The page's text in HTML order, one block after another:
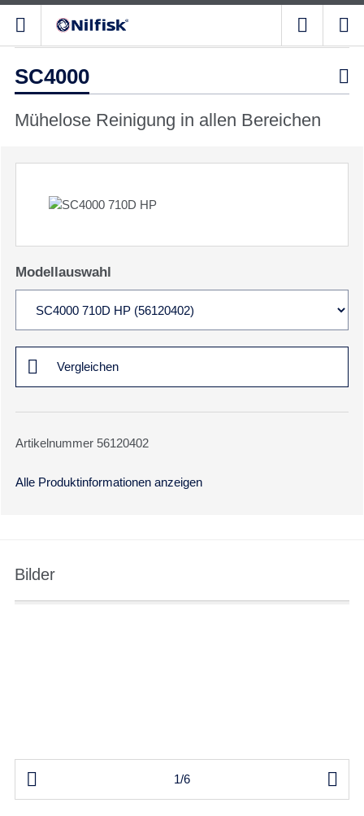
SC4000 
Mühelose Reinigung in allen Bereichen
Modellauswahl
Vergleichen
Artikelnummer 56120402
Alle Produktinformationen anzeigen
Bilder
 1/6 